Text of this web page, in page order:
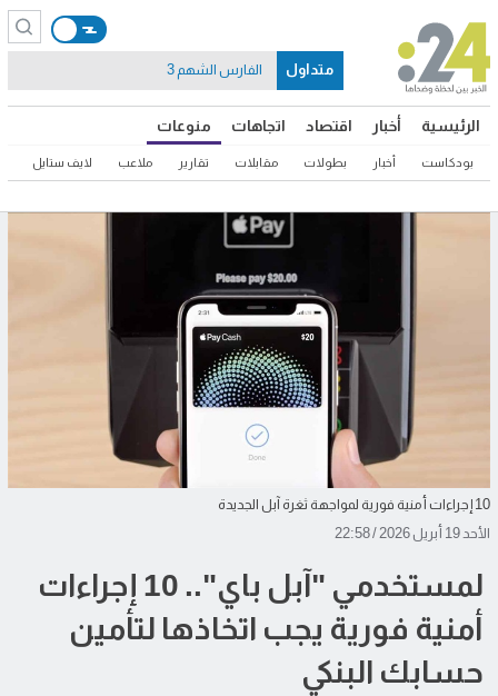
الرئيسية أخبار اقتصاد اتجاهات منوعات
بودكاست أخبار بطولات مقابلات تقارير ملاعب لايف ستايل
متداول الفارس الشهم 3
10 إجراءات أمنية فورية لمواجهة ثغرة آبل الجديدة
الأحد 19 أبريل 2026 / 22:58
لمستخدمي "آبل باي".. 10 إجراءات
أمنية فورية يجب اتخاذها لتأمين
حسابك البنكي